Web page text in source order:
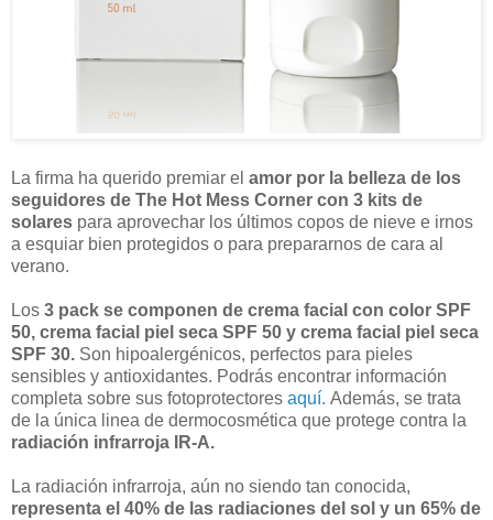
La firma ha querido premiar el amor por la belleza de los
seguidores de The Hot Mess Corner con 3 kits de
solares para aprovechar los últimos copos de nieve e irnos
a esquiar bien protegidos o para prepararnos de cara al
verano.
Los 3 pack se componen de crema facial con color SPF
50, crema facial piel seca SPF 50 y crema facial piel seca
SPF 30. Son hipoalergénicos, perfectos para pieles
sensibles y antioxidantes. Podrás encontrar información
completa sobre sus fotoprotectores aquí. Además, se trata
de la única linea de dermocosmética que protege contra la
radiación infrarroja IR-A.
La radiación infrarroja, aún no siendo tan conocida,
representa el 40% de las radiaciones del sol y un 65% de